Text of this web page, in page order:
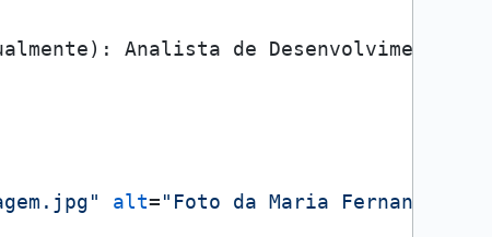
Analista de Desenvolvimento
alt="Foto da Maria Fernanda"